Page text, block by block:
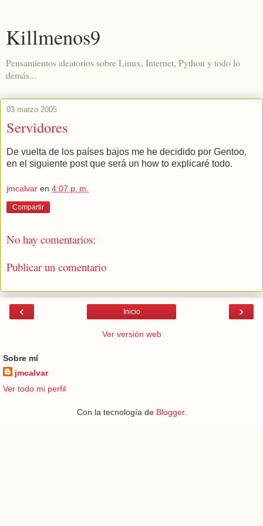
Killmenos9
Pensamientos aleatorios sobre Linux, Internet, Python y todo lo
demás...
03 marzo 2005
Servidores
De vuelta de los países bajos me he decidido por Gentoo,
en el siguiente post que será un how to explicaré todo.
jmcalvar en 4:07 p. m.
Compartir
No hay comentarios:
Publicar un comentario
‹ ›
Inicio
Ver versión web
Sobre mí
jmcalvar
Ver todo mi perfil
Con la tecnología de Blogger.